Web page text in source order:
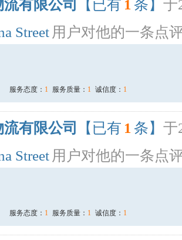
有限公司 【已有 1 条】 于
Street 用户对他的一条点
服务态度： 1 服务质量： 1 诚信度： 1
有限公司 【已有 1 条】 于
Street 用户对他的一条点
服务态度： 1 服务质量： 1 诚信度： 1